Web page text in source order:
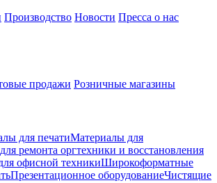
Производство Новости Пресса о нас
продажи Розничные магазины
для печатиМатериалы для
ремонта оргтехники и восстановления
офисной техникиШирокоформатные
Презентационное оборудованиеЧистящие